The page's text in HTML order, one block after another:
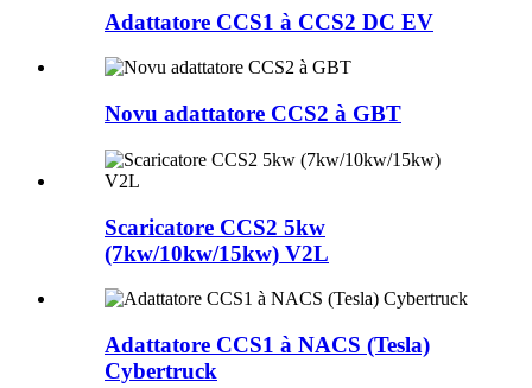
Adattatore CCS1 à CCS2 DC EV
Novu adattatore CCS2 à GBT
Scaricatore CCS2 5kw
(7kw/10kw/15kw) V2L
Adattatore CCS1 à NACS (Tesla)
Cybertruck